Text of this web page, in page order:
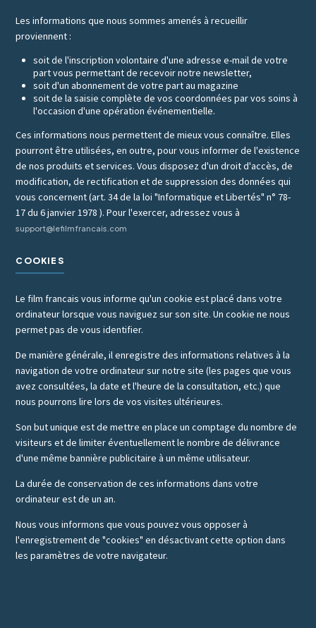
Les informations que nous sommes amenés à recueillir
proviennent :
soit de l'inscription volontaire d'une adresse e-mail de votre
part vous permettant de recevoir notre newsletter,
soit d'un abonnement de votre part au magazine
soit de la saisie complète de vos coordonnées par vos soins à
l'occasion d'une opération événementielle.
Ces informations nous permettent de mieux vous connaître. Elles
pourront être utilisées, en outre, pour vous informer de l'existence
de nos produits et services. Vous disposez d'un droit d'accès, de
modification, de rectification et de suppression des données qui
vous concernent (art. 34 de la loi "Informatique et Libertés" n° 78-
17 du 6 janvier 1978 ). Pour l'exercer, adressez vous à
support@lefilmfrancais.com
COOKIES
Le film francais vous informe qu'un cookie est placé dans votre
ordinateur lorsque vous naviguez sur son site. Un cookie ne nous
permet pas de vous identifier.
De manière générale, il enregistre des informations relatives à la
navigation de votre ordinateur sur notre site (les pages que vous
avez consultées, la date et l'heure de la consultation, etc.) que
nous pourrons lire lors de vos visites ultérieures.
Son but unique est de mettre en place un comptage du nombre de
visiteurs et de limiter éventuellement le nombre de délivrance
d'une même bannière publicitaire à un même utilisateur.
La durée de conservation de ces informations dans votre
ordinateur est de un an.
Nous vous informons que vous pouvez vous opposer à
l'enregistrement de "cookies" en désactivant cette option dans
les paramètres de votre navigateur.